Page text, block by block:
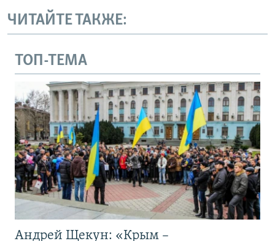
ЧИТАЙТЕ ТАКЖЕ:
ТОП-ТЕМА
Андрей Щекун: «Крым –